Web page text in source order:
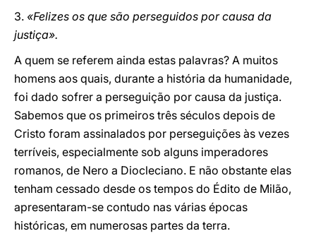
3. «Felizes os que são perseguidos por causa da
justiça».
A quem se referem ainda estas palavras? A muitos
homens aos quais, durante a história da humanidade,
foi dado sofrer a perseguição por causa da justiça.
Sabemos que os primeiros três séculos depois de
Cristo foram assinalados por perseguições às vezes
terríveis, especialmente sob alguns imperadores
romanos, de Nero a Diocleciano. E não obstante elas
tenham cessado desde os tempos do Édito de Milão,
apresentaram-se contudo nas várias épocas
históricas, em numerosas partes da terra.